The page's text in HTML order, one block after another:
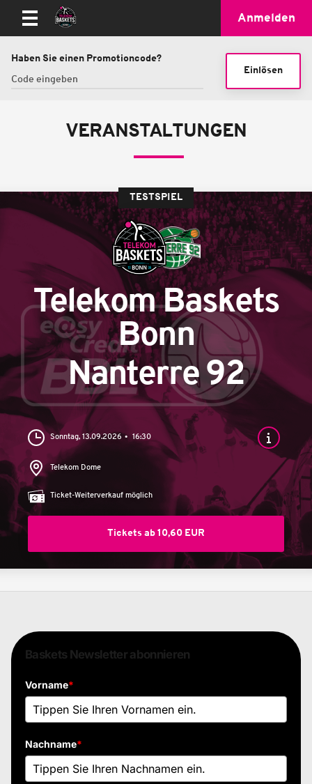
Anmelden
Haben Sie einen Promotioncode?
Einlösen
VERANSTALTUNGEN
TESTSPIEL
Telekom Baskets
Bonn
Nanterre 92
Sonntag, 13.09.2026 16:30
Telekom Dome
Ticket-Weiterverkauf möglich
Tickets ab 10,60 EUR
Baskets Newsletter abonnieren
Vorname*
Nachname*